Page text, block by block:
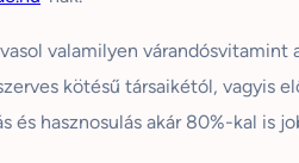
valamilyen
kötésű társaikétól, vagyis
és hasznosulás akár 80%-kal is